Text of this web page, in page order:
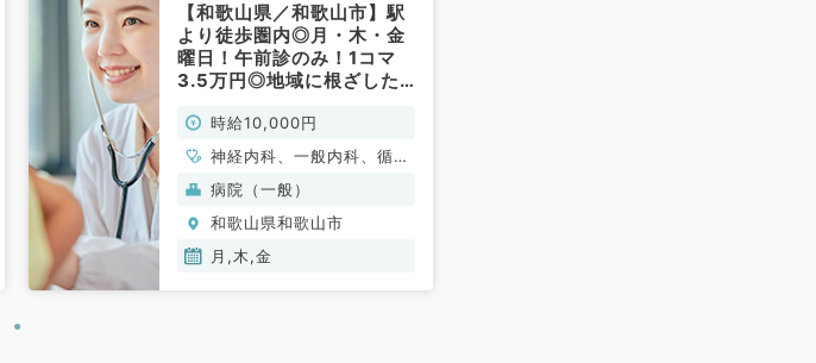
【和歌山県／和歌山市】駅
より徒歩圏内◎月・木・金
曜日！午前診のみ！1コマ
3.5万円◎地域に根ざした
／非常勤）
時給10,000円
神経内科、一般内科、循環
器内科、呼吸器内科、消化
器内科、内分泌・代謝内
科、腎臓内科、老年内科、
血液内科、外科系全般、一
病院（一般）
和歌山県和歌山市
月,木,金